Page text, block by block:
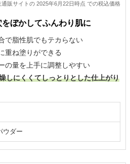
販サイトの 2025年6月22日時点 での税込価格
ぼかしてふんわり肌に
で脂性肌でもテカらない
重ね塗りができる
の量を上手に調整しやすい
しにくくてしっとりとした仕上がり
ウダー